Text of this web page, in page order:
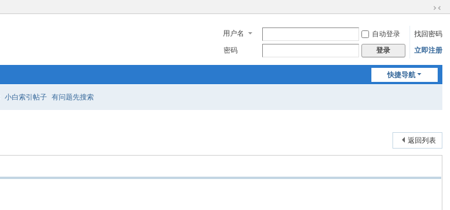
换
到
窄
用户名 自动登录
找回密码
密码
登录 立即注册
快捷导航
小白索引帖子 有问题先搜索
返回列表